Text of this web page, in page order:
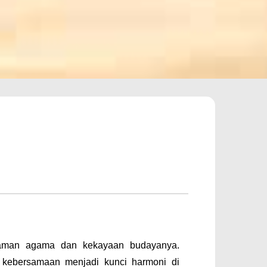
agama dan kekayaan budayanya.
menjadi kunci harmoni di